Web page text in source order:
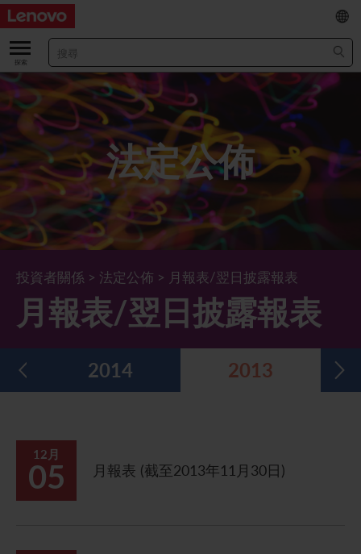
關於我們
關於公司
董事長兼首席執行官報告書
管理團隊 (英文版)
公司資料
Lenovo.com
公司新聞
業績及財務數據
主要財務數據
業績及推介材料
綜合損益表
綜合全面收益表
綜合資產負債表
五年財務摘要
投資者
股票資料
股價資訊
新投資者
投資者活動年曆
過去投資者活動
股息資料
分析師資料
法定公佈
最新消息
年報/中期報告
公告
月報表/翌日披露報表
致非登記股東函件
股東會委任表格
企業管治
董事會
董事委員會
股東權利
可持續發展
董事會對環境、社會及管治事宜的監管
環境、社會及管治報告
聯合國可持續發展目標
社會責任網站 (英文版)
新聞和資源
多媒體資料庫
EN
/
简
法定公佈
投資者關係 > 法定公佈 > 月報表/翌日披露報表
月報表/翌日披露報表
2014 2013
12月
05 月報表 (截至2013年11月30日)